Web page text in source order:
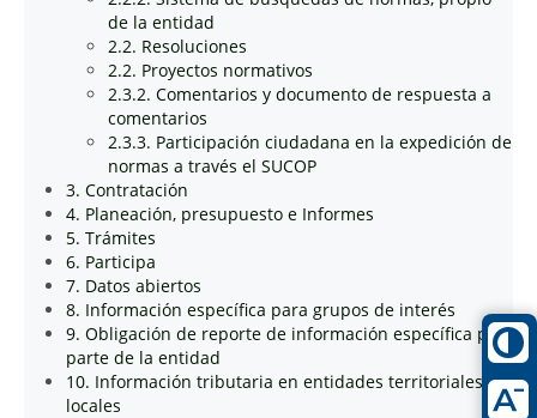
de la entidad
2.2. Resoluciones
2.2. Proyectos normativos
2.3.2. Comentarios y documento de respuesta a
comentarios
2.3.3. Participación ciudadana en la expedición de
normas a través el SUCOP
3. Contratación
4. Planeación, presupuesto e Informes
5. Trámites
6. Participa
7. Datos abiertos
8. Información específica para grupos de interés
9. Obligación de reporte de información específica por
parte de la entidad
10. Información tributaria en entidades territoriales
locales